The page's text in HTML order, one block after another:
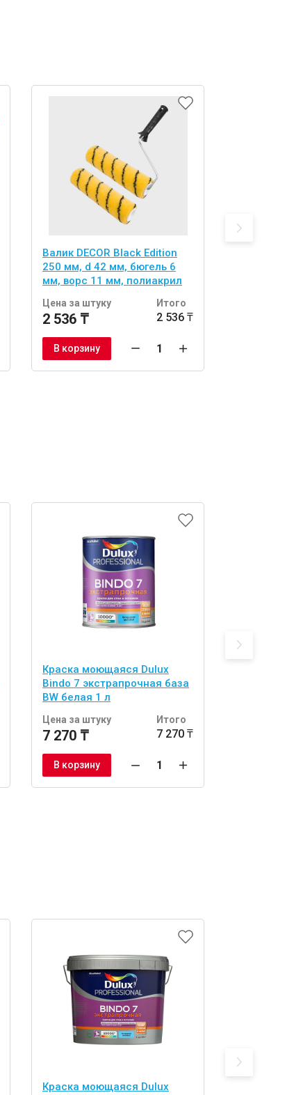
Валик DECOR Black Edition
250 мм, d 42 мм, бюгель 6
мм, ворс 11 мм, полиакрил
Цена за штуку
2 536 ₸
Итого
2 536 ₸
В корзину
Краска моющаяся Dulux
Bindo 7 экстрапрочная база
BW белая 1 л
Цена за штуку
7 270 ₸
Итого
7 270 ₸
В корзину
Краска моющаяся Dulux